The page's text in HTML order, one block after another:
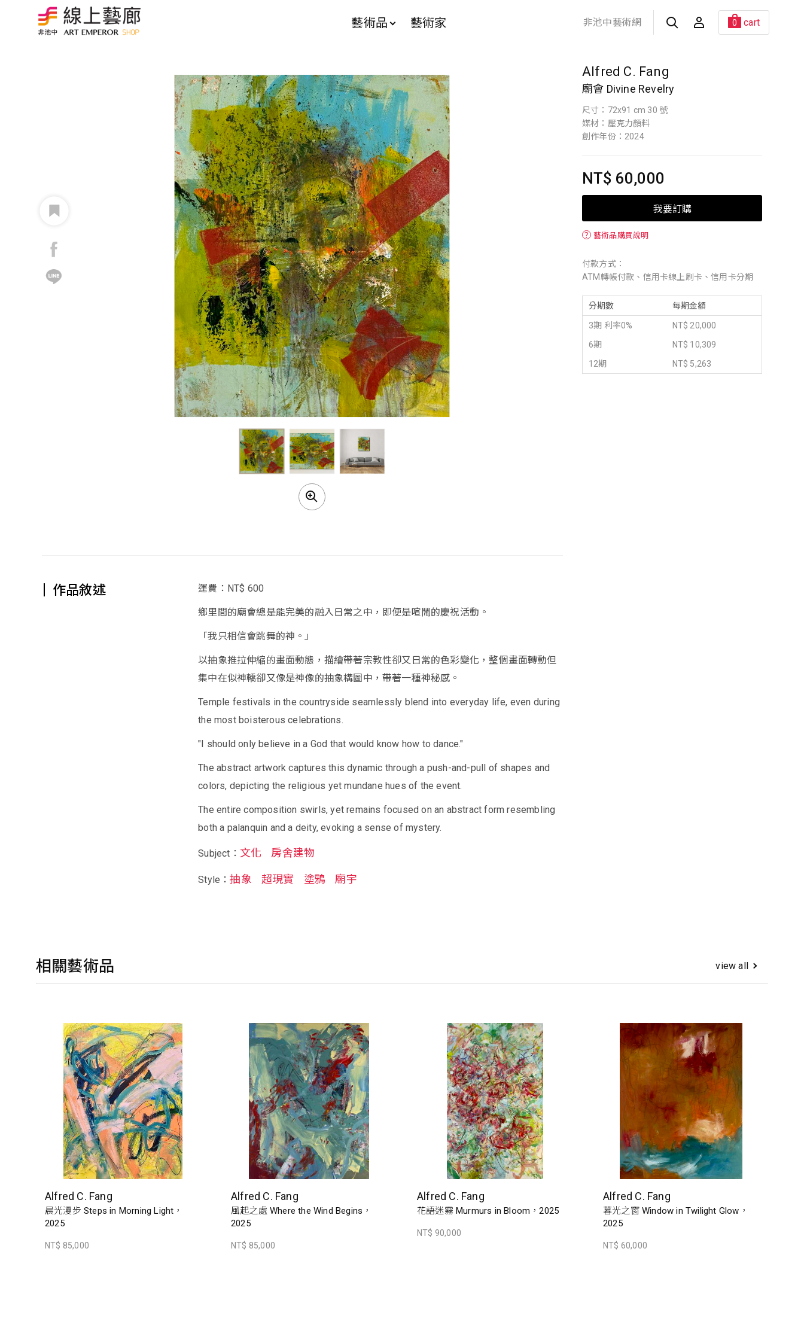
藝術品 藝術家 非池中藝術網 0 cart
Alfred C. Fang
廟會 Divine Revelry
尺寸：72x91 cm 30 號
媒材：壓克力顏料
創作年份：2024
NT$ 60,000
我要訂購
？ 藝術品購買說明
付款方式：
ATM轉帳付款、信用卡線上刷卡、信用卡分期
分期數 每期金額
3期 利率0%
NT$ 20,000
6期
NT$ 10,309
12期
NT$ 5,263
作品敘述 運費：NT$ 600
鄉里間的廟會總是能完美的融入日常之中，即便是喧鬧的慶祝活動。
「我只相信會跳舞的神。」
以抽象推拉伸縮的畫面動態，描繪帶著宗教性卻又日常的色彩變化，整個畫面轉動但
集中在似神轎卻又像是神像的抽象構圖中，帶著一種神秘感。
Temple festivals in the countryside seamlessly blend into everyday life, even during
the most boisterous celebrations.
"I should only believe in a God that would know how to dance."
The abstract artwork captures this dynamic through a push-and-pull of shapes and
colors, depicting the religious yet mundane hues of the event.
The entire composition swirls, yet remains focused on an abstract form resembling
both a palanquin and a deity, evoking a sense of mystery.
Subject： 文化 房舍建物
Style：抽象 超現實 塗鴉 廟宇
相關藝術品 view all
Alfred C. Fang
晨光漫步 Steps in Morning Light，
2025
NT$ 85,000
Alfred C. Fang
風起之處 Where the Wind Begins，
2025
NT$ 85,000
Alfred C. Fang
花語迷霧 Murmurs in Bloom，2025
NT$ 90,000
Alfred C. Fang
暮光之窗 Window in Twilight Glow，
2025
NT$ 60,000